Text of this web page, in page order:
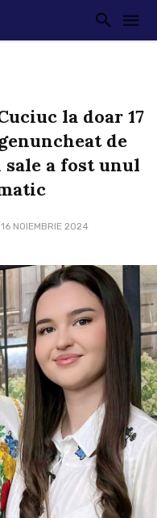
la doar 17
de
a fost unul
16 NOIEMBRIE 2024